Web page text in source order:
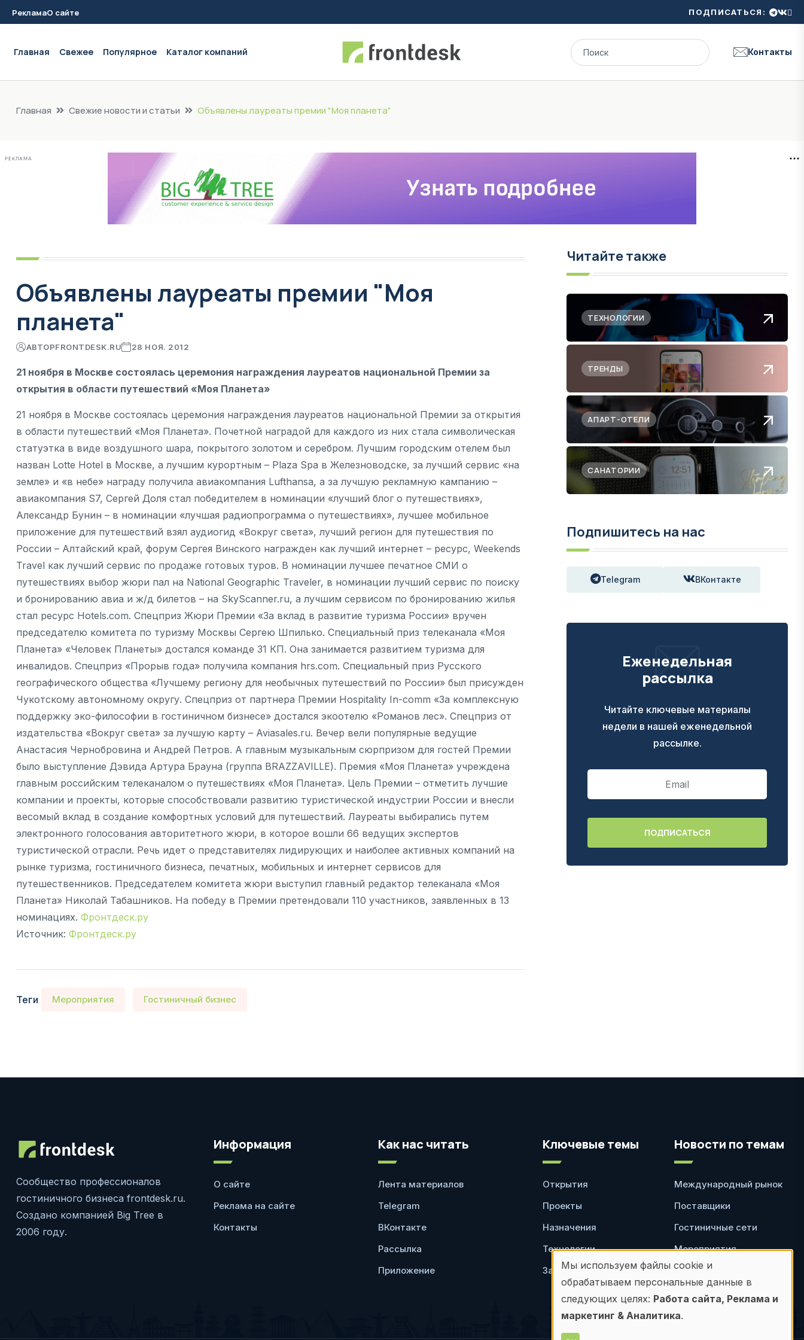
РекламаО сайте ПОДПИСАТЬСЯ:
Главная Свежее Популярное Каталог компаний Контакты
Главная Свежие новости и статьи Объявлены лауреаты премии "Моя планета"
РЕКЛАМА
Объявлены лауреаты премии "Моя
планета"
АВТОРFRONTDESK.RU 28 НОЯ. 2012
21 ноября в Москве состоялась церемония награждения лауреатов национальной Премии за
открытия в области путешествий «Моя Планета»
21 ноября в Москве состоялась церемония награждения лауреатов национальной Премии за открытия
в области путешествий «Моя Планета». Почетной наградой для каждого из них стала символическая
статуэтка в виде воздушного шара, покрытого золотом и серебром. Лучшим городским отелем был
назван Lotte Hotel в Москве, а лучшим курортным – Plaza Spa в Железноводске, за лучший сервис «на
земле» и «в небе» награду получила авиакомпания Lufthansa, а за лучшую рекламную кампанию –
авиакомпания S7, Сергей Доля стал победителем в номинации «лучший блог о путешествиях»,
Александр Бунин – в номинации «лучшая радиопрограмма о путешествиях», лучшее мобильное
приложение для путешествий взял аудиогид «Вокруг света», лучший регион для путешествия по
России – Алтайский край, форум Сергея Винского награжден как лучший интернет – ресурс, Weekends
Travel как лучший сервис по продаже готовых туров. В номинации лучшее печатное СМИ о
путешествиях выбор жюри пал на National Geographic Travеler, в номинации лучший сервис по поиску
и бронированию авиа и ж/д билетов – на SkyScanner.ru, а лучшим сервисом по бронированию жилья
стал ресурс Hotels.com. Спецприз Жюри Премии «За вклад в развитие туризма России» вручен
председателю комитета по туризму Москвы Сергею Шпилько. Специальный приз телеканала «Моя
Планета» «Человек Планеты» достался команде 31 КП. Она занимается развитием туризма для
инвалидов. Cпецприз «Прорыв года» получила компания hrs.com. Специальный приз Русского
географического общества «Лучшему региону для необычных путешествий по России» был присужден
Чукотскому автономному округу. Спецприз от партнера Премии Hospitality In-comm «За комплексную
поддержку эко-философии в гостиничном бизнесе» достался экоотелю «Романов лес». Спецприз от
издательства «Вокруг света» за лучшую карту – Aviasales.ru. Вечер вели популярные ведущие
Анастасия Чернобровина и Андрей Петров. А главным музыкальным сюрпризом для гостей Премии
было выступление Дэвида Артура Брауна (группа BRAZZAVILLE). Премия «Моя Планета» учреждена
главным российским телеканалом о путешествиях «Моя Планета». Цель Премии – отметить лучшие
компании и проекты, которые способствовали развитию туристической индустрии России и внесли
весомый вклад в создание комфортных условий для путешествий. Лауреаты выбирались путем
электронного голосования авторитетного жюри, в которое вошли 66 ведущих экспертов
туристической отрасли. Речь идет о представителях лидирующих и наиболее активных компаний на
рынке туризма, гостиничного бизнеса, печатных, мобильных и интернет сервисов для
путешественников. Председателем комитета жюри выступил главный редактор телеканала «Моя
Планета» Николай Табашников. На победу в Премии претендовали 110 участников, заявленных в 13
номинациях. Фронтдеск.ру
Источник: Фронтдеск.ру
Теги Мероприятия Гостиничный бизнес
Читайте также
ТЕХНОЛОГИИ
ТРЕНДЫ
АПАРТ-ОТЕЛИ
САНАТОРИИ
Подпишитесь на нас
Telegram ВКонтакте
Еженедельная
рассылка
Читайте ключевые материалы
недели в нашей еженедельной
рассылке.
Сообщество профессионалов
гостиничного бизнеса frontdesk.ru.
Создано компанией Big Tree в
2006 году.
Информация
О сайте
Реклама на сайте
Контакты
Как нас читать
Лента материалов
Telegram
ВКонтакте
Рассылка
Приложение
Ключевые темы
Открытия
Проекты
Назначения
Технологии
Законодательство
Новости по темам
Международный рынок
Поставщики
Гостиничные сети
Мероприятия
Ресторан
Использование
персональных
данных
Мы используем файлы cookie и
обрабатываем персональные данные в
следующих целях: Работа сайта, Реклама и
маркетинг & Аналитика.